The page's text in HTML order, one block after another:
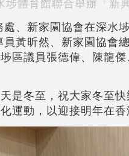
、新家園協會在深水
黃昕然、新家園協會
區議員張德偉、陳龍
是冬至，祝大家冬至
運動，以迎接明年在香